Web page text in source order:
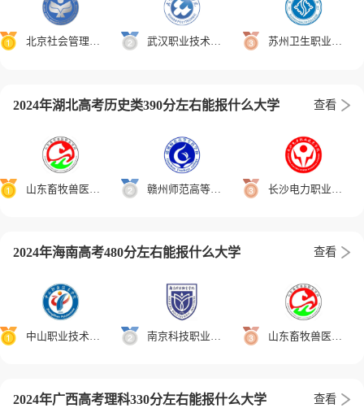
北京社会管理职业学院 武汉职业技术学院 苏州卫生职业技术学院
2024年湖北高考历史类390分左右能报什么大学 查看
山东畜牧兽医职业学院 赣州师范高等专科学校 长沙电力职业技术学院
2024年海南高考480分左右能报什么大学 查看
中山职业技术学院 南京科技职业学院 山东畜牧兽医职业学院
2024年广西高考理科330分左右能报什么大学 查看